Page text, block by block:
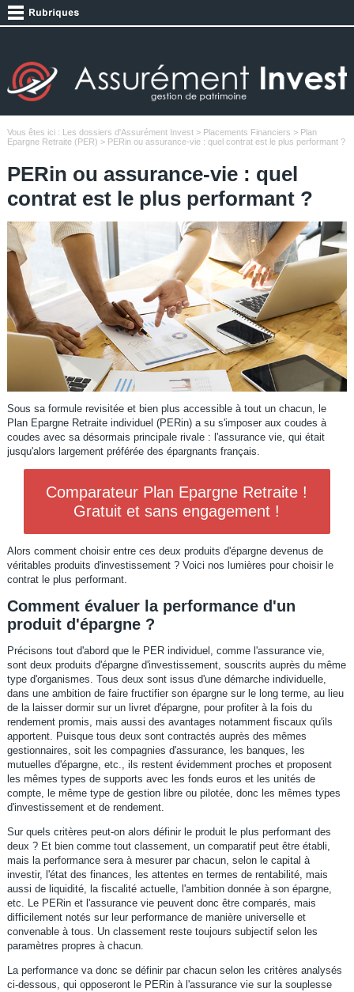
Vous êtes ici : Les dossiers d'Assurément Invest> Placements Financiers > Plan
Epargne Retraite (PER) > PERin ou assurance-vie : quel contrat est le plus performant ?
PERin ou assurance-vie : quel
contrat est le plus performant ?
Sous sa formule revisitée et bien plus accessible à tout un chacun, le
Plan Epargne Retraite individuel (PERin) a su s'imposer aux coudes à
coudes avec sa désormais principale rivale : l'assurance vie, qui était
jusqu'alors largement préférée des épargnants français.
Comparateur Plan Epargne Retraite !
Gratuit et sans engagement !
Alors comment choisir entre ces deux produits d'épargne devenus de
véritables produits d'investissement ? Voici nos lumières pour choisir le
contrat le plus performant.
Comment évaluer la performance d'un
produit d'épargne ?
Précisons tout d'abord que le PER individuel, comme l'assurance vie,
sont deux produits d'épargne d'investissement, souscrits auprès du même
type d'organismes. Tous deux sont issus d'une démarche individuelle,
dans une ambition de faire fructifier son épargne sur le long terme, au lieu
de la laisser dormir sur un livret d'épargne, pour profiter à la fois du
rendement promis, mais aussi des avantages notamment fiscaux qu'ils
apportent. Puisque tous deux sont contractés auprès des mêmes
gestionnaires, soit les compagnies d'assurance, les banques, les
mutuelles d'épargne, etc., ils restent évidemment proches et proposent
les mêmes types de supports avec les fonds euros et les unités de
compte, le même type de gestion libre ou pilotée, donc les mêmes types
d'investissement et de rendement.
Sur quels critères peut-on alors définir le produit le plus performant des
deux ? Et bien comme tout classement, un comparatif peut être établi,
mais la performance sera à mesurer par chacun, selon le capital à
investir, l'état des finances, les attentes en termes de rentabilité, mais
aussi de liquidité, la fiscalité actuelle, l'ambition donnée à son épargne,
etc. Le PERin et l'assurance vie peuvent donc être comparés, mais
difficilement notés sur leur performance de manière universelle et
convenable à tous. Un classement reste toujours subjectif selon les
paramètres propres à chacun.
La performance va donc se définir par chacun selon les critères analysés
ci-dessous, qui opposeront le PERin à l'assurance vie sur la souplesse